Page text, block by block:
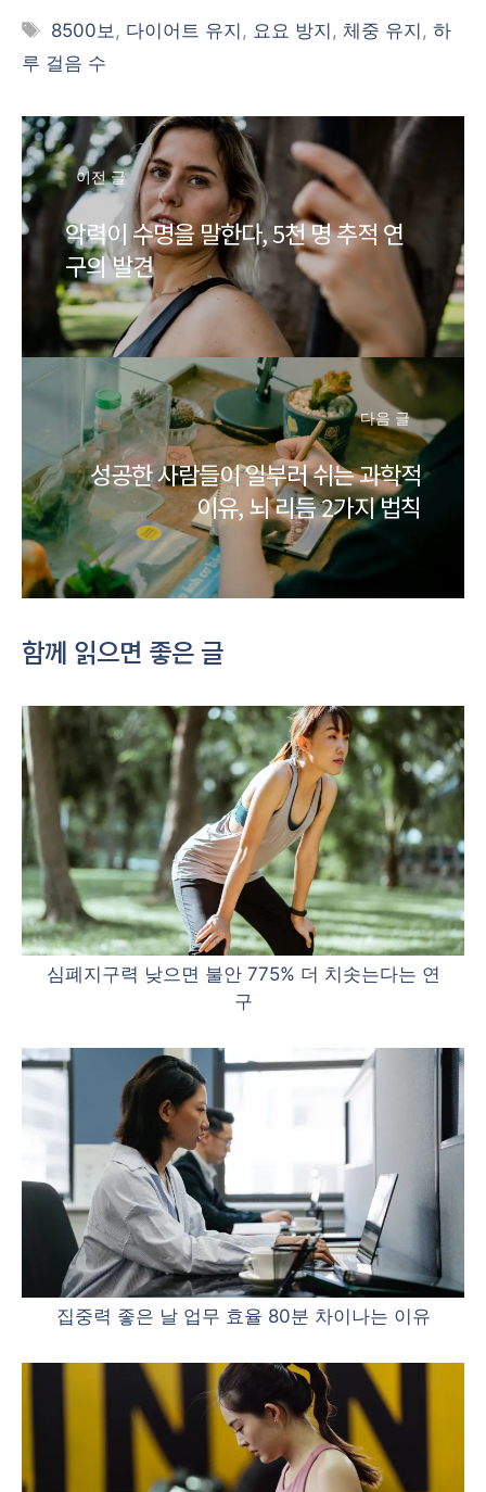
태
그
8500보 , 다이어트 유지 , 요요 방지 , 체중 유지 ,하
루 걸음 수
이전 글
악력이 수명을 말한다, 5천 명 추적 연
구의 발견
다음 글
성공한 사람들이 일부러 쉬는 과학적
이유, 뇌 리듬 2가지 법칙
함께 읽으면 좋은 글
심폐지구력 낮으면 불안 775% 더 치솟는다는 연
구
집중력 좋은 날 업무 효율 80분 차이나는 이유